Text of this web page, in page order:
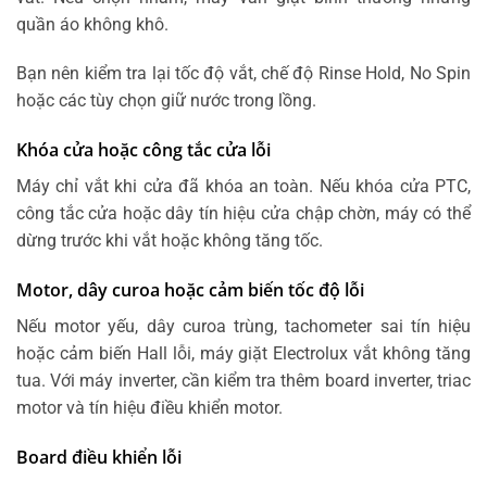
quần áo không khô.
Bạn nên kiểm tra lại tốc độ vắt, chế độ Rinse Hold, No Spin
hoặc các tùy chọn giữ nước trong lồng.
Khóa cửa hoặc công tắc cửa lỗi
Máy chỉ vắt khi cửa đã khóa an toàn. Nếu khóa cửa PTC,
công tắc cửa hoặc dây tín hiệu cửa chập chờn, máy có thể
dừng trước khi vắt hoặc không tăng tốc.
Motor, dây curoa hoặc cảm biến tốc độ lỗi
Nếu motor yếu, dây curoa trùng, tachometer sai tín hiệu
hoặc cảm biến Hall lỗi, máy giặt Electrolux vắt không tăng
tua. Với máy inverter, cần kiểm tra thêm board inverter, triac
motor và tín hiệu điều khiển motor.
Board điều khiển lỗi